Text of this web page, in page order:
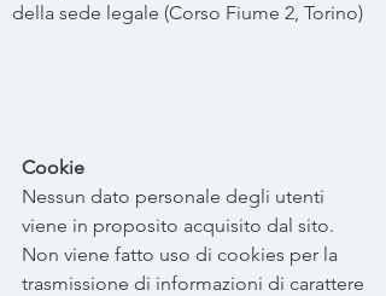
della sede legale (Corso Fiume 2, Torino)
Cookie
Nessun dato personale degli utenti
viene in proposito acquisito dal sito.
Non viene fatto uso di cookies per la
trasmissione di informazioni di carattere